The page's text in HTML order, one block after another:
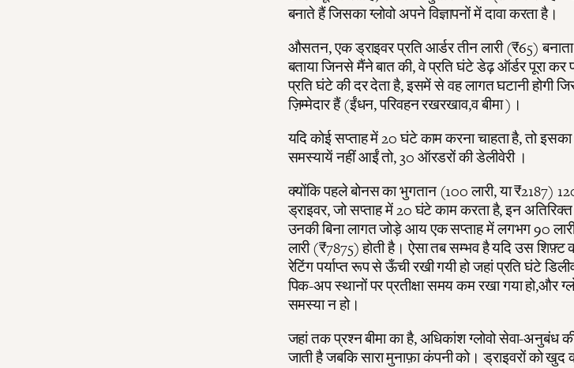
बनाते हैं जिसका ग्लोवो अपने विज्ञापनों में दावा करता है।
औसतन, एक ड्राइवर प्रति आर्डर तीन लारी (₹65)
बताया जिनसे मैंने बात की, वे प्रति घंटे डेढ़ ऑर्डर पूरा कर
प्रति घंटे की दर देता है, इसमें से वह लागत घटानी होगी
ज़िम्मेदार हैं (ईंधन, परिवहन रखरखाव,व बीमा )।
यदि कोई सप्ताह में 20 घंटे काम करना चाहता है, तो
समस्यायें नहीं आईं तो, 30 ऑरडरों की डेलीवेरी ।
क्योंकि पहले बोनस का भुगतान (100 लारी, या ₹2187)
ड्राइवर, जो सप्ताह में 20 घंटे काम करता है, इन अतिरिक्त
उनकी बिना लागत जोड़े आय एक सप्ताह में लगभग 90 लारी
लारी (₹7875) होती है। ऐसा तब सम्भव है यदि उस शिफ़्ट
रेटिंग पर्याप्त रूप से ऊँची रखी गयी हो जहां प्रति घंटे
पिक-अप स्थानों पर प्रतीक्षा समय कम रखा गया हो,और
समस्या न हो।
जहां तक प्रश्न बीमा का है, अधिकांश ग्लोवो सेवा-अनुबंध की
जाती है जबकि सारा मुनाफ़ा कंपनी को। ड्राइवरों को